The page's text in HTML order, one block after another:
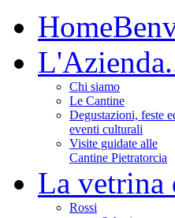
Home
L'Azienda
Chi siamo
Le Cantine
Degustazioni, feste
eventi culturali
Visite guidate alle
Cantine Pietratorcia
La vetrina
Rossi